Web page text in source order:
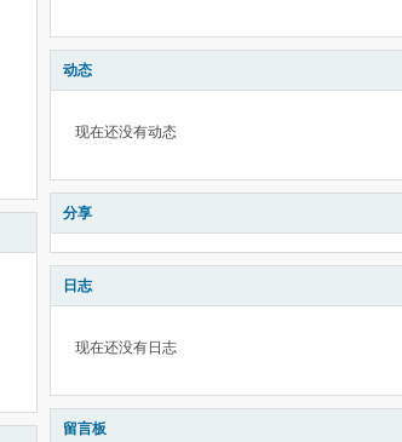
动态
现在还没有动态
分享
日志
现在还没有日志
留言板